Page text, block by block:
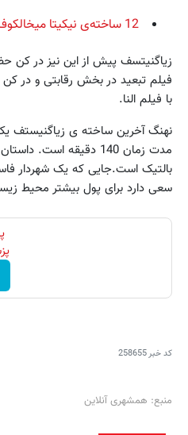
12 ساخته‌ی نیکیتا میخالکوف: رویای سفید
با فیلم النا.
نهنگ آخرین ساخته ی زیاگنیستف
مدت زمان 140 دقیقه
بالتیک است.جایی که یک شهردار
سعی دارد برای پول بیشتر محیط
کد خبر258655
منبع: همشهری آنلاین